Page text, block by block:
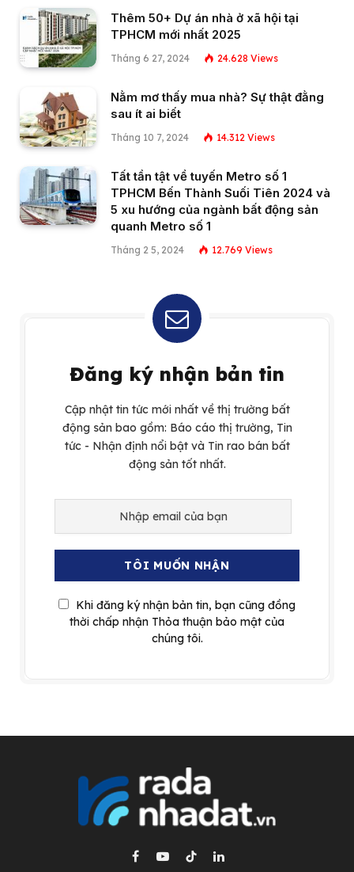
Thêm 50+ Dự án nhà ở xã hội tại
TPHCM mới nhất 2025
Tháng 6 27, 2024 24.628 Views
Nằm mơ thấy mua nhà? Sự thật đằng
sau ít ai biết
Tháng 10 7, 2024 14.312 Views
Tất tần tật về tuyến Metro số 1
TPHCM Bến Thành Suối Tiên 2024 và
5 xu hướng của ngành bất động sản
quanh Metro số 1
Tháng 2 5, 2024 12.769 Views
Đăng ký nhận bản tin
Cập nhật tin tức mới nhất về thị trường bất
động sản bao gồm: Báo cáo thị trường, Tin
tức - Nhận định nổi bật và Tin rao bán bất
động sản tốt nhất.
Khi đăng ký nhận bản tin, bạn cũng đồng
thời chấp nhận Thỏa thuận bảo mật của
chúng tôi.
Facebook
YouTubeTikTokLinkedIn